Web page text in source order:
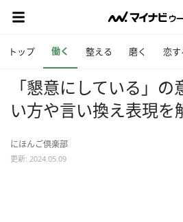
トップ 働く 整える 磨く 恋す
「懇意にしている」
い方や言い換え表現を
にほんご倶楽部
更新: 2024.05.09